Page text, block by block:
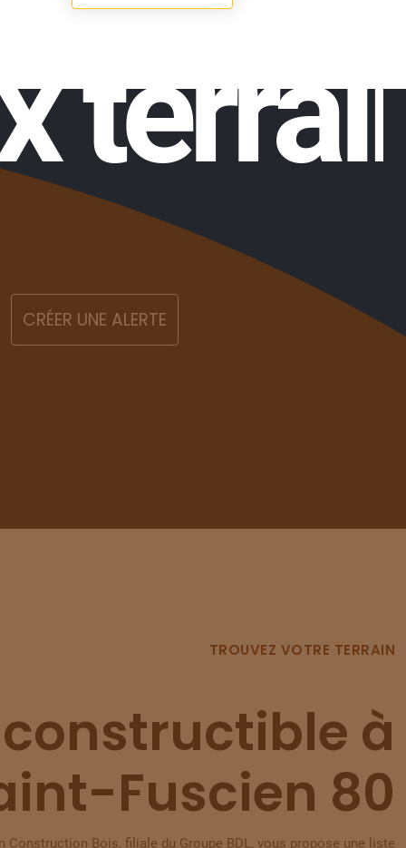
CRÉER UNE ALERTE
TROUVEZ VOTRE TERRAIN
à
Fuscien 80
Bois, filiale du Groupe BDL, vous propose une liste